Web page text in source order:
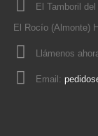
El Tamboril
El Rocío (Almonte)
Llámenos
Email: